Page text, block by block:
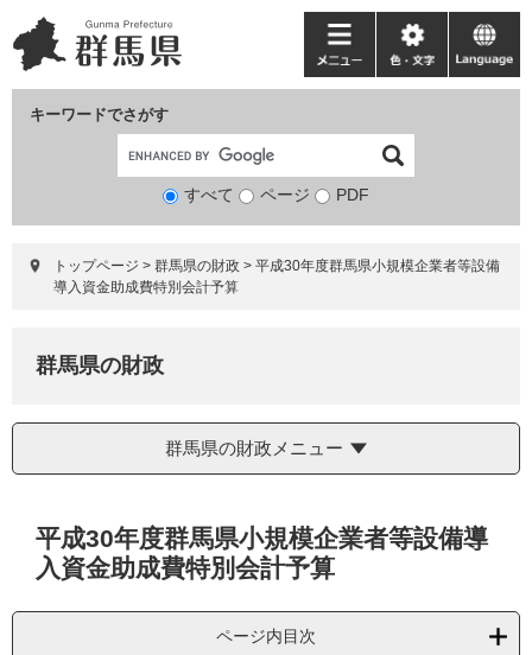
ー
ジ
ニ
ュ
て
キーワードでさがす
検
象
すべて ページ PDF
メ
ニ
ー
色・
文
language
トップページ > 群馬県の財政 > 平成30年度群馬県小規模企業者等設備
導入資金助成費特別会計予算
群馬県の財政
群馬県の財政メニュー
平成30年度群馬県小規模企業者等設備導
入資金助成費特別会計予算
ページ内目次